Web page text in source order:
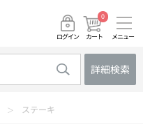
ログイン カート
0
メニュー
詳細検索
＞ ステーキ